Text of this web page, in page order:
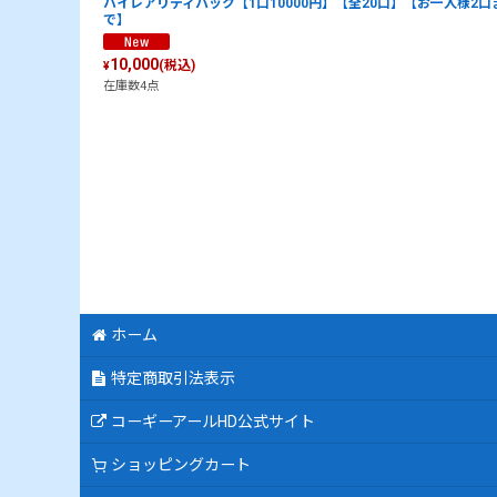
ハイレアリティパック【1口10000円】【全20口】【お一人様2口
で】
¥10,000(税込)
在庫数4点
ホーム
特定商取引法表示
コーギーアールHD公式サイト
ショッピングカート